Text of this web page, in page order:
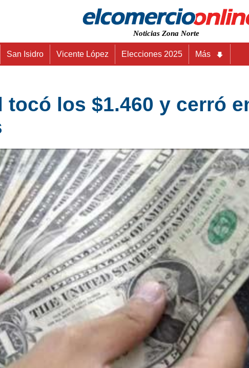
Noticias Zona Norte
San Isidro Vicente López Elecciones 2025 Más
los $1.460 y cerró